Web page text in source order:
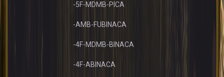
-5F-MDMB-PICA
-AMB-FUBINACA
-4F-MDMB-BINACA
-4F-ABINACA